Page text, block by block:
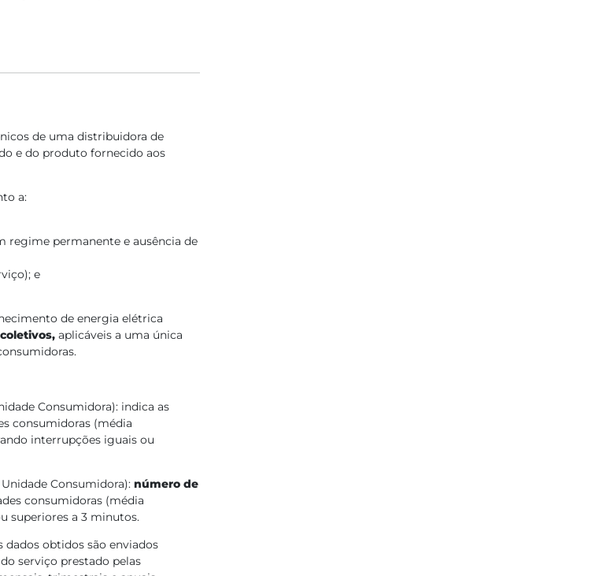
de uma distribuidora de
e do produto fornecido aos
a:
regime permanente e ausência de
e
de energia elétrica
aplicáveis a uma única
Consumidora): indica as
consumidoras (média
interrupções iguais ou
Consumidora): número de
consumidoras (média
superiores a 3 minutos.
dados obtidos são enviados
serviço prestado pelas